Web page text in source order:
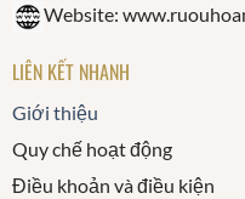
Website:
LIÊN KẾT NHANH
Giới thiệu
Quy chế hoạt động
Điều khoản và điều kiện